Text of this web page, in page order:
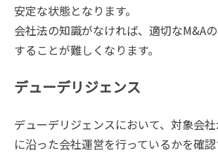
安定な状態となります。
会社法の知識がなければ、適切なM&A
することが難しくなります。
デューデリジェンス
デューデリジェンスにおいて、対象会
に沿った会社運営を行っているかを確